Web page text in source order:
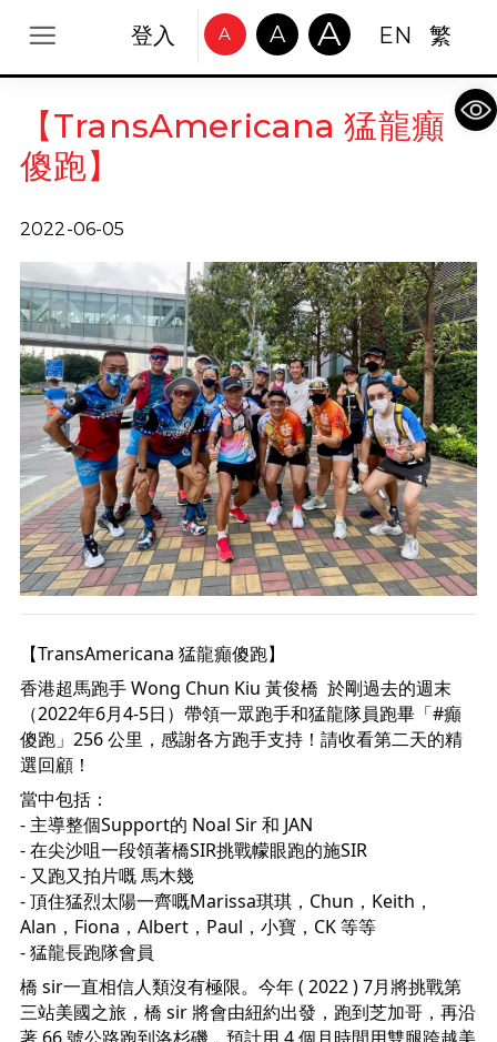
登入 A A A EN 繁
【TransAmericana 猛龍癲
傻跑】
2022-06-05
【TransAmericana 猛龍癲傻跑】
香港超馬跑手 Wong Chun Kiu 黃俊橋
  於剛過去的週末
（2022年6月4-5日）帶領一眾跑手和猛龍隊員跑畢「#癲
傻跑」256 公里，感謝各方跑手支持！請收看第二天的精
選回顧！
當中包括：
- 主導整個Support的 Noal Sir 和 JAN
- 在尖沙咀一段領著橋SIR挑戰幪眼跑的施SIR
- 又跑又拍片嘅 馬木幾
- 頂住猛烈太陽一齊嘅Marissa琪琪，Chun，Keith，
Alan，Fiona，Albert，Paul，小寶，CK 等等
- 猛龍長跑隊會員
橋 sir一直相信人類沒有極限。今年 ( 2022 ) 7月將挑戰第
三站美國之旅，橋 sir 將會由紐約出發，跑到芝加哥，再沿